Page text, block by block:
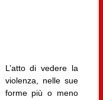
L’atto di vedere la
violenza, nelle sue
forme più o meno